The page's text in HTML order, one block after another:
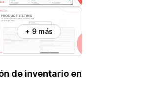
+ 9 más
de inventario en